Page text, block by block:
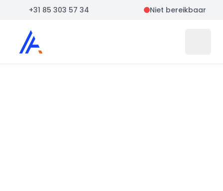
+31 85 303 57 34 Niet bereikbaar
Auto Atlas